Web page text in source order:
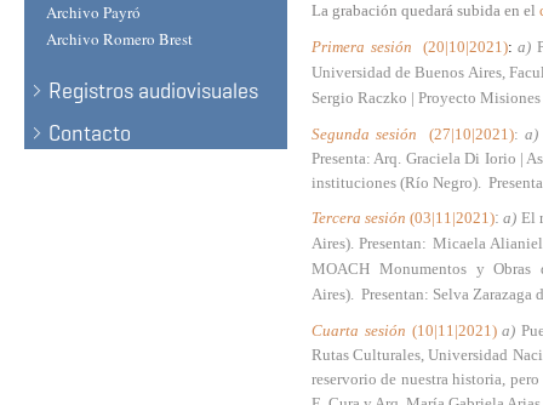
Archivo Payró
Archivo Romero Brest
Registros audiovisuales
Contacto
La grabación quedará subida en el
Primera sesión
(20|10|2021):a)
Universidad de Buenos Aires,
Sergio Raczko | Proyecto
Segunda sesión
(27|10|2021): a)
Presenta: Arq. Graciela Di Iorio |
instituciones (Río Negro).
Tercera sesión (03|11|2021): a) El
Aires). Presentan: Micaela
MOACH Monumentos y
Aires). Presentan: Selva
Cuarta sesión (10|11|2021) a)
Rutas Culturales, Universidad
reservorio de nuestra historia,